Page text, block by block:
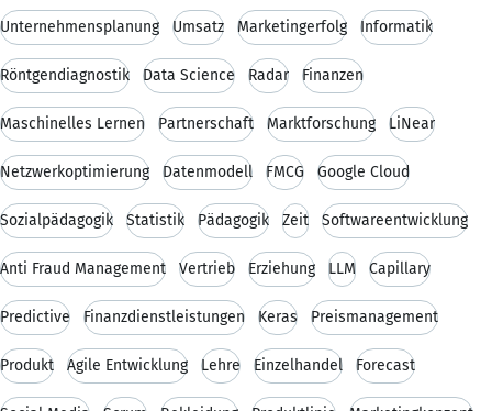
Unternehmensplanung Umsatz Marketingerfolg Informatik
Röntgendiagnostik Data Science Radar Finanzen
Maschinelles Lernen Partnerschaft Marktforschung LiNear
Netzwerkoptimierung Datenmodell FMCG Google Cloud
Sozialpädagogik Statistik Pädagogik Zeit Softwareentwicklung
Anti Fraud Management Vertrieb Erziehung LLM Capillary
Predictive Finanzdienstleistungen Keras Preismanagement
Produkt Agile Entwicklung Lehre Einzelhandel Forecast